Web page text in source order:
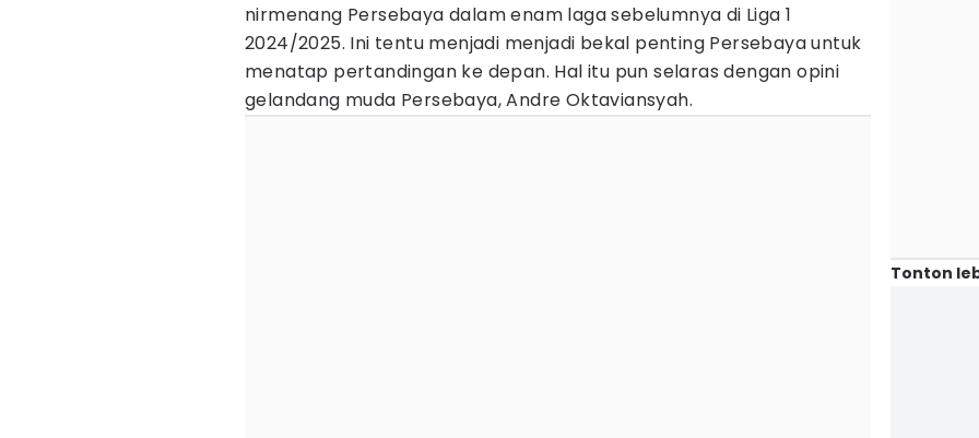
nirmenang Persebaya dalam enam laga sebelumnya di Liga 1
2024/2025. Ini tentu menjadi menjadi bekal penting Persebaya untuk
menatap pertandingan ke depan. Hal itu pun selaras dengan opini
gelandang muda Persebaya, Andre Oktaviansyah.
Tonton